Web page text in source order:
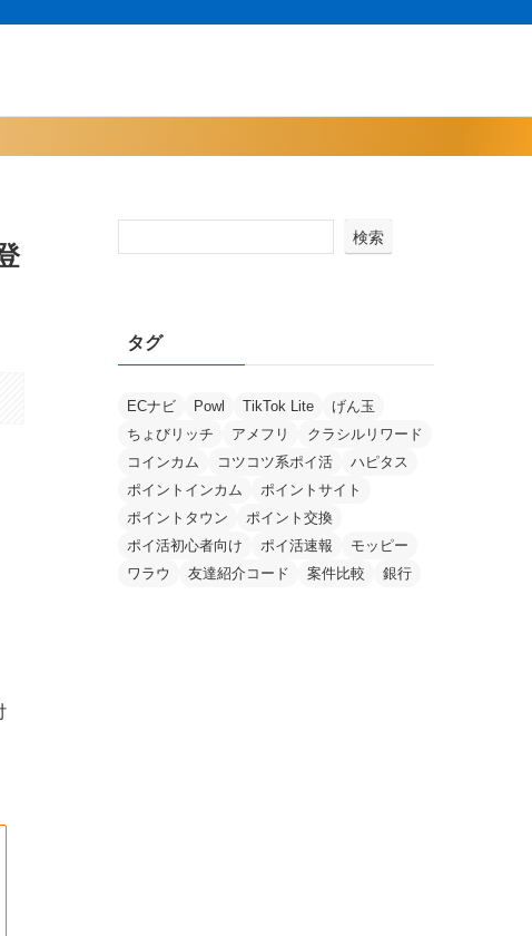
検索
タグ
ECナビ Powl TikTok Lite
げん玉
ちょびリッチ
アメフリ
クラシルリワード
コインカム
コツコツ系ポイ活
ハピタス
ポイントインカム
ポイントサイト
ポイントタウン
ポイント交換
ポイ活初心者向け
ポイ活速報
モッピー
ワラウ
友達紹介コード 案件比較 銀行